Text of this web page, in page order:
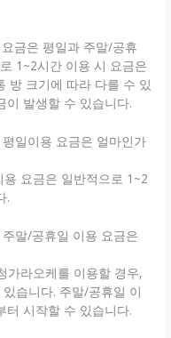
금은 평일과 주말/공휴
1~2시간 이용 시 요금은
방 크기에 따라 다를 수 있
이 발생할 수 있습니다.
일이용 요금은 얼마인가
요금은 일반적으로 1~2
.
말/공휴일 이용 요금은
라오케를 이용할 경우,
습니다. 주말/공휴일 이
터 시작할 수 있습니다.